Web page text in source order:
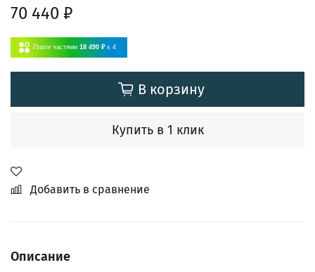
70 440 ₽
Плати частями 18 490 ₽ x 4
В корзину
Купить в 1 клик
Добавить в сравнение
Описание